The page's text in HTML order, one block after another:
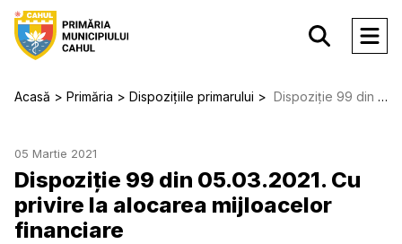
Acasă Primăria Dispozițiile primarului Dispoziție 99 din 05.03.2021. Cu privire la alocarea mijloacelor financiare
05 Martie 2021
Dispoziție 99 din 05.03.2021. Cu
privire la alocarea mijloacelor
financiare